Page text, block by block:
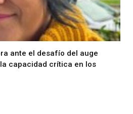
ante el desafío del auge
capacidad crítica en los